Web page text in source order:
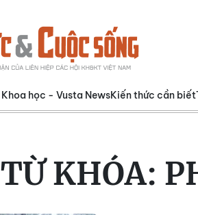
Khoa học - Vusta NewsKiến thức cần biết
TỪ KHÓA: